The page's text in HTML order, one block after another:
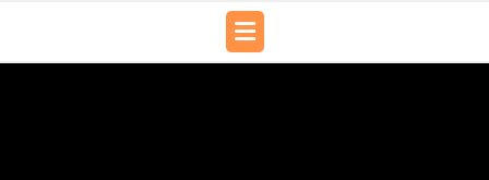
content